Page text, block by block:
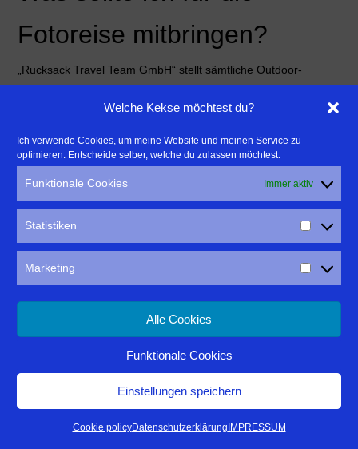
Welche Kekse möchtest du?
Ich verwende Cookies, um meine Website und meinen Service zu
optimieren. Entscheide selber, welche du zulassen möchtest.
Funktionale Cookies Immer aktiv
Statistiken
Marketing
Alle Cookies
Funktionale Cookies
Einstellungen speichern
Cookie policyDatenschutzerklärung IMPRESSUM
Fotoreise mitbringen?
„Rucksack Travel Team GmbH“ stellt sämtliche Outdoor-
Ausrüstung, wie Kanus, Zelte und Räder, zur Verfügung. Ihr
müsst lediglich eure Kameras sowie Schlafsack und Isomatte
Speicherkarten, Akkus, Ladegeräte. Falls vorhanden:
Wechselobjektive, Zwischenringe, Nahlinsen,
Bedienungsanleitung, Blitz, Filter, Stativ. Eure Kameratasche
sollte für den Outdoor-Einsatz geeignet sein. Laptops und
Notebooks zum Sichern und Sichten der Bilder sollten
mitgebracht werden und sind für die Nachbesprechung der
Ergebnisse am Abend SEHR hilfreich.